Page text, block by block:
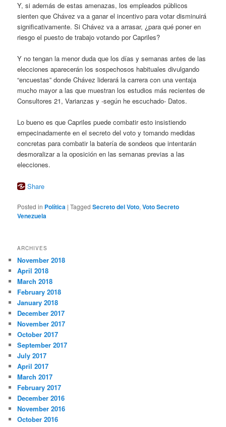
Y, si además de estas amenazas, los empleados públicos
sienten que Chávez va a ganar el incentivo para votar disminuirá
significativamente. Si Chávez va a arrasar, ¿para qué poner en
riesgo el puesto de trabajo votando por Capriles?
Y no tengan la menor duda que los días y semanas antes de las
elecciones aparecerán los sospechosos habituales divulgando
“encuestas” donde Chávez liderará la carrera con una ventaja
mucho mayor a las que muestran los estudios más recientes de
Consultores 21, Varianzas y -según he escuchado- Datos.
Lo bueno es que Capriles puede combatir esto insistiendo
empecinadamente en el secreto del voto y tomando medidas
concretas para combatir la batería de sondeos que intentarán
desmoralizar a la oposición en las semanas previas a las
elecciones.
Share
Posted in Política |Tagged Secreto del Voto,Voto Secreto
Venezuela
ARCHIVES
November 2018
April 2018
March 2018
February 2018
January 2018
December 2017
November 2017
October 2017
September 2017
July 2017
April 2017
March 2017
February 2017
December 2016
November 2016
October 2016